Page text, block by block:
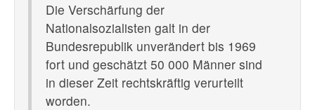
Die Verschärfung der
Nationalsozialisten galt in der
Bundesrepublik unverändert bis 1969
fort und geschätzt 50 000 Männer sind
in dieser Zeit rechtskräftig verurteilt
worden.